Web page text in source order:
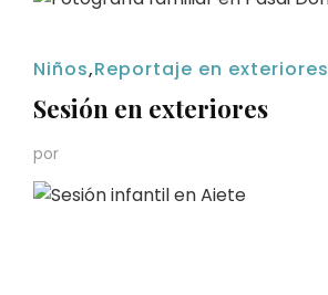
Niños,Reportaje en exteriores
Sesión en exteriores
por